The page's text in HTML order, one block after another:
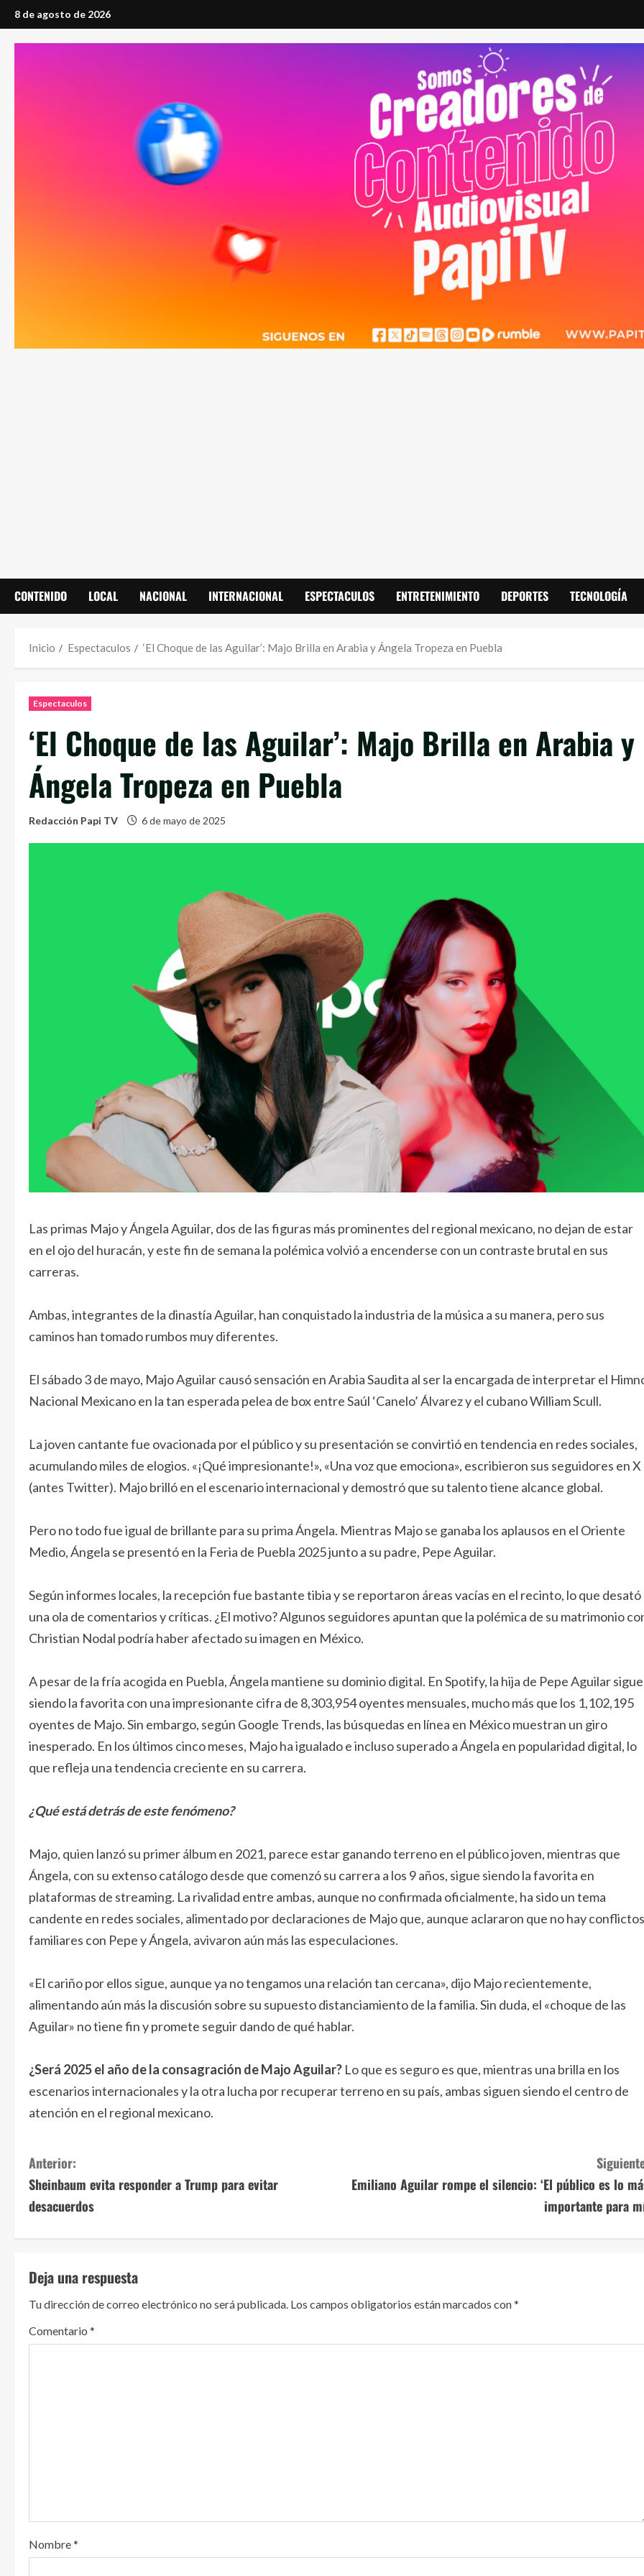
Saltar
al
contenido
8 de agosto de 2026
CONTENIDO LOCAL NACIONAL INTERNACIONAL ESPECTACULOS ENTRETENIMIENTO DEPORTES TECNOLOGÍA
Inicio Espectaculos ‘El Choque de las Aguilar’: Majo Brilla en Arabia y Ángela Tropeza en Puebla
Espectaculos
‘El Choque de las Aguilar’: Majo Brilla en Arabia y
Ángela Tropeza en Puebla
Redacción Papi TV 6 de mayo de 2025
Las primas Majo y Ángela Aguilar, dos de las figuras más prominentes del regional mexicano, no dejan de estar
en el ojo del huracán, y este fin de semana la polémica volvió a encenderse con un contraste brutal en sus
carreras.
Ambas, integrantes de la dinastía Aguilar, han conquistado la industria de la música a su manera, pero sus
caminos han tomado rumbos muy diferentes.
El sábado 3 de mayo, Majo Aguilar causó sensación en Arabia Saudita al ser la encargada de interpretar el
Nacional Mexicano en la tan esperada pelea de box entre Saúl ‘Canelo’ Álvarez y el cubano William Scull.
La joven cantante fue ovacionada por el público y su presentación se convirtió en tendencia en redes sociales,
acumulando miles de elogios. «¡Qué impresionante!», «Una voz que emociona», escribieron sus seguidores en X
(antes Twitter). Majo brilló en el escenario internacional y demostró que su talento tiene alcance global.
Pero no todo fue igual de brillante para su prima Ángela. Mientras Majo se ganaba los aplausos en el Oriente
Medio, Ángela se presentó en la Feria de Puebla 2025 junto a su padre, Pepe Aguilar.
Según informes locales, la recepción fue bastante tibia y se reportaron áreas vacías en el recinto, lo que desató
una ola de comentarios y críticas. ¿El motivo? Algunos seguidores apuntan que la polémica de su matrimonio
Christian Nodal podría haber afectado su imagen en México.
A pesar de la fría acogida en Puebla, Ángela mantiene su dominio digital. En Spotify, la hija de Pepe Aguilar sigue
siendo la favorita con una impresionante cifra de 8,303,954 oyentes mensuales, mucho más que los 1,102,195
oyentes de Majo. Sin embargo, según Google Trends, las búsquedas en línea en México muestran un giro
inesperado. En los últimos cinco meses, Majo ha igualado e incluso superado a Ángela en popularidad digital, lo
que refleja una tendencia creciente en su carrera.
¿Qué está detrás de este fenómeno?
Majo, quien lanzó su primer álbum en 2021, parece estar ganando terreno en el público joven, mientras que
Ángela, con su extenso catálogo desde que comenzó su carrera a los 9 años, sigue siendo la favorita en
plataformas de streaming. La rivalidad entre ambas, aunque no confirmada oficialmente, ha sido un tema
candente en redes sociales, alimentado por declaraciones de Majo que, aunque aclararon que no hay conflictos
familiares con Pepe y Ángela, avivaron aún más las especulaciones.
«El cariño por ellos sigue, aunque ya no tengamos una relación tan cercana», dijo Majo recientemente,
alimentando aún más la discusión sobre su supuesto distanciamiento de la familia. Sin duda, el «choque de las
Aguilar» no tiene fin y promete seguir dando de qué hablar.
¿Será 2025 el año de la consagración de Majo Aguilar? Lo que es seguro es que, mientras una brilla en los
escenarios internacionales y la otra lucha por recuperar terreno en su país, ambas siguen siendo el centro de
atención en el regional mexicano.
S
i
e
l
e
Anterior:
Sheinbaum evita responder a Trump para evitar
desacuerdos
Emiliano Aguilar rompe el silencio: ‘El público es lo
importante para
Deja una respuesta
Tu dirección de correo electrónico no será publicada. Los campos obligatorios están marcados con*
Comentario *
Nombre*